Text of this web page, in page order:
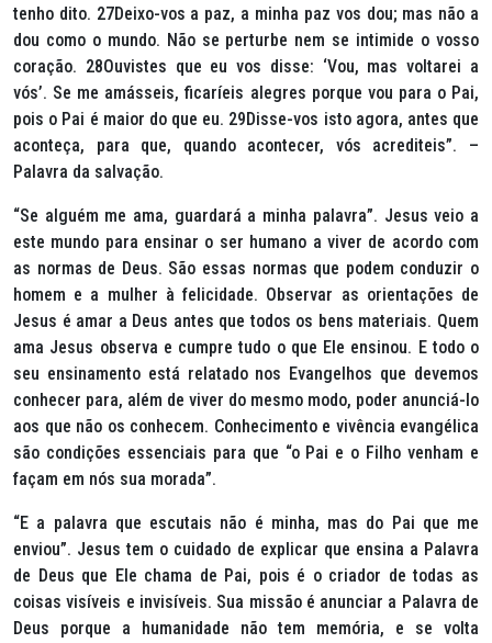
tenho dito. 27Deixo-vos a paz, a minha paz vos dou; mas não a
dou como o mundo. Não se perturbe nem se intimide o vosso
coração. 28Ouvistes que eu vos disse: ‘Vou, mas voltarei a
vós’. Se me amásseis, ficaríeis alegres porque vou para o Pai,
pois o Pai é maior do que eu. 29Disse-vos isto agora, antes que
aconteça, para que, quando acontecer, vós acrediteis”. –
Palavra da salvação.
“Se alguém me ama, guardará a minha palavra”. Jesus veio a
este mundo para ensinar o ser humano a viver de acordo com
as normas de Deus. São essas normas que podem conduzir o
homem e a mulher à felicidade. Observar as orientações de
Jesus é amar a Deus antes que todos os bens materiais. Quem
ama Jesus observa e cumpre tudo o que Ele ensinou. E todo o
seu ensinamento está relatado nos Evangelhos que devemos
conhecer para, além de viver do mesmo modo, poder anunciá-lo
aos que não os conhecem. Conhecimento e vivência evangélica
são condições essenciais para que “o Pai e o Filho venham e
façam em nós sua morada”.
“E a palavra que escutais não é minha, mas do Pai que me
enviou”. Jesus tem o cuidado de explicar que ensina a Palavra
de Deus que Ele chama de Pai, pois é o criador de todas as
coisas visíveis e invisíveis. Sua missão é anunciar a Palavra de
Deus porque a humanidade não tem memória, e se volta